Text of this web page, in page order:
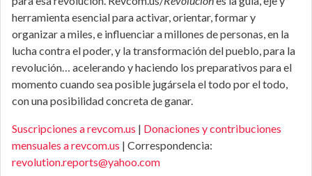
herramienta esencial para activar, orientar, formar y
organizar a miles, e influenciar a millones de personas, en la
lucha contra el poder, y la transformación del pueblo, para la
revolución… acelerando y haciendo los preparativos para el
momento cuando sea posible jugársela el todo por el todo,
con una posibilidad concreta de ganar.
Suscripciones a revcom.us | Donaciones y contribuciones
mensuales a revcom.us | Correspondencia:
revolution.reports@yahoo.com